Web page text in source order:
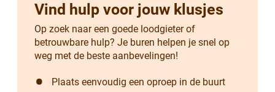
Vind hulp voor jouw klusjes
Op zoek naar een goede loodgieter of
betrouwbare hulp? Je buren helpen je snel op
weg met de beste aanbevelingen!
Plaats eenvoudig een oproep in de buurt